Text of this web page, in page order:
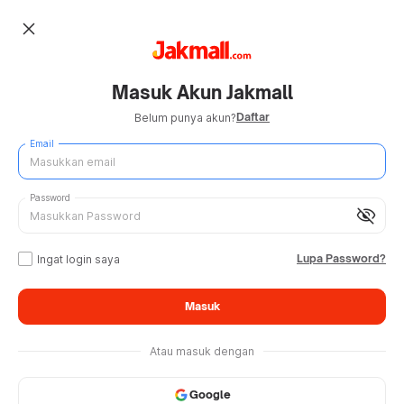
close
Masuk Akun Jakmall
Belum punya akun?Daftar
Email
visibility_off
Password
Ingat login saya Lupa Password?
Masuk
Atau masuk dengan
Google